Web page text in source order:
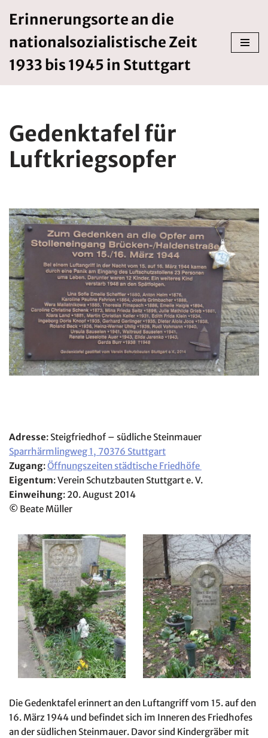
Inhalt
springen
Erinnerungsorte an die
nationalsozialistische Zeit
1933 bis 1945 in Stuttgart
Gedenktafel für
Luftkriegsopfer
Adresse: Steigfriedhof – südliche Steinmauer
Sparrhärmlingweg 1, 70376 Stuttgart
Zugang:Öffnungszeiten städtische Friedhöfe
Eigentum: Verein Schutzbauten Stuttgart e. V.
Einweihung: 20. August 2014
© Beate Müller
Die Gedenktafel erinnert an den Luftangriff vom 15. auf den
16. März 1944 und befindet sich im Inneren des Friedhofes
an der südlichen Steinmauer. Davor sind Kindergräber mit